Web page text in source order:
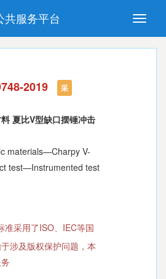
Toggle
共服务平台
推荐性国家标准
(National standards in foreign
language version)
2019 采
夏比V型缺口摆锤冲击
materials—Charpy V-
test—Instrumented test
准采用了ISO、IEC等国
涉及版权保护问题，本